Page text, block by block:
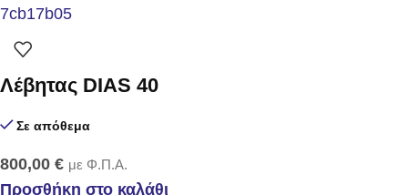
Λέβητας DIAS 40
Σε απόθεμα
800,00 € με Φ.Π.Α.
Προσθήκη στο καλάθι